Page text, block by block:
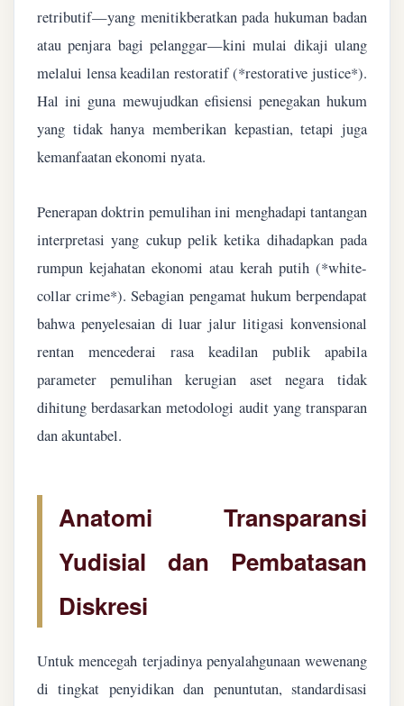
retributif—yang menitikberatkan pada hukuman badan
atau penjara bagi pelanggar—kini mulai dikaji ulang
melalui lensa keadilan restoratif (*restorative justice*).
Hal ini guna mewujudkan efisiensi penegakan hukum
yang tidak hanya memberikan kepastian, tetapi juga
kemanfaatan ekonomi nyata.
Penerapan doktrin pemulihan ini menghadapi tantangan
interpretasi yang cukup pelik ketika dihadapkan pada
rumpun kejahatan ekonomi atau kerah putih (*white-
collar crime*). Sebagian pengamat hukum berpendapat
bahwa penyelesaian di luar jalur litigasi konvensional
rentan mencederai rasa keadilan publik apabila
parameter pemulihan kerugian aset negara tidak
dihitung berdasarkan metodologi audit yang transparan
dan akuntabel.
Anatomi Transparansi
Yudisial dan Pembatasan
Diskresi
Untuk mencegah terjadinya penyalahgunaan wewenang
di tingkat penyidikan dan penuntutan, standardisasi